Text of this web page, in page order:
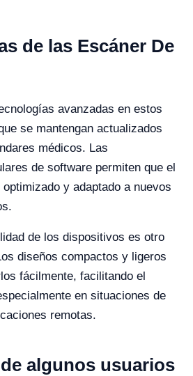
de las Escáner De
avanzadas en estos
se mantengan actualizados
médicos. Las
de software permiten que el
y adaptado a nuevos
de los dispositivos es otro
diseños compactos y ligeros
fácilmente, facilitando el
en situaciones de
remotas.
algunos usuarios